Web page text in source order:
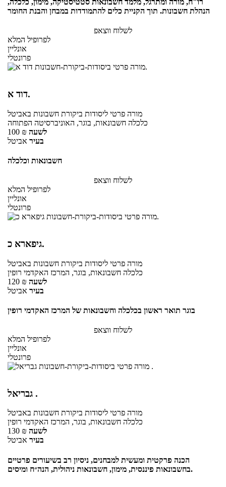
הנהלת חשבונות. תוך הקניית כלים להתמודדות במבחן והבנת החומר
לשלוח ווצאפ
לפרופיל המלא
אונליין
פרונטלי
דוד א.
מורה פרטי ליסודות ביקורת חשבונות באביטל
כלכלה חשבונאות, בוגר, האוניברסיטה הפתוחה
100 ₪ לשעה
בעיר אביטל
חשבונאות וכלכלה
לשלוח ווצאפ
לפרופיל המלא
אונליין
פרונטלי
גיפארא כ.
מורה פרטי ליסודות ביקורת חשבונות באביטל
כלכלה חשבונאות, בוגר, המרכז האקדמי רופין
120 ₪ לשעה
בעיר אביטל
בוגר תואר ראשון בכלכלה וחשבונאות של המרכז האקדמי רופין
לשלוח ווצאפ
לפרופיל המלא
אונליין
פרונטלי
גבריאל .
מורה פרטי ליסודות ביקורת חשבונות באביטל
כלכלה חשבונאות, בוגר, המרכז האקדמי רופין
130 ₪ לשעה
בעיר אביטל
הכנה פרקטית ומעשית למבחנים, ניסיון רב בשיעורים פרטיים
בחשבונאות פיננסית, מימון, חשבונאות ניהולית, הנה״ח ומיסים.